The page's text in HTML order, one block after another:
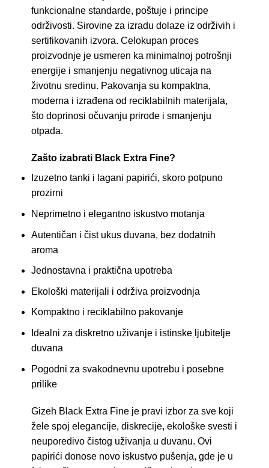
funkcionalne standarde, poštuje i principe
održivosti. Sirovine za izradu dolaze iz održivih i
sertifikovanih izvora. Celokupan proces
proizvodnje je usmeren ka minimalnoj potrošnji
energije i smanjenju negativnog uticaja na
životnu sredinu. Pakovanja su kompaktna,
moderna i izrađena od reciklabilnih materijala,
što doprinosi očuvanju prirode i smanjenju
otpada.
Zašto izabrati BlackExtra Fine?
Izuzetno tanki i lagani papirići, skoro potpuno
prozirni
Neprimetno i elegantno iskustvo motanja
Autentičan i čist ukus duvana, bez dodatnih
aroma
Jednostavna i praktična upotreba
Ekološki materijali i održiva proizvodnja
Kompaktno i reciklabilno pakovanje
Idealni za diskretno uživanje i istinske ljubitelje
duvana
Pogodni za svakodnevnu upotrebu i posebne
prilike
Gizeh Black Extra Fineje pravi izbor za sve koji
žele spoj elegancije, diskrecije, ekološke svesti i
neuporedivo čistog uživanja u duvanu. Ovi
papirići donose novo iskustvo pušenja, gde je u